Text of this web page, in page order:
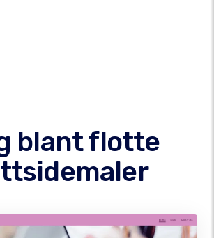
blant flotte